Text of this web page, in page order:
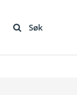
Søk